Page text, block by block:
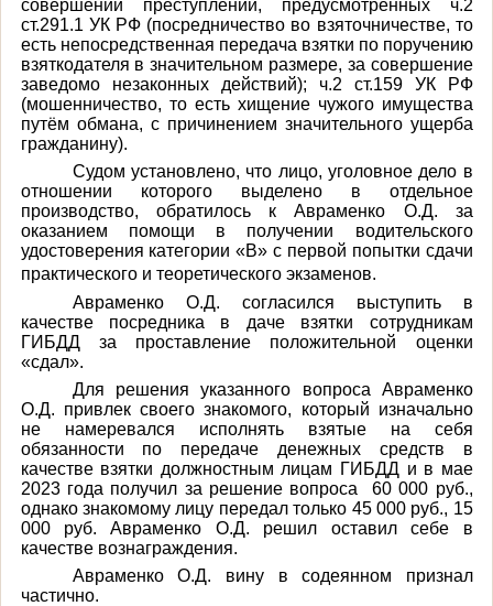
совершении преступлений, предусмотренных ч.2
ст.291.1 УК РФ (посредничество во взяточничестве, то
есть непосредственная передача взятки по поручению
взяткодателя в значительном размере, за совершение
заведомо незаконных действий); ч.2 ст.159 УК РФ
(мошенничество, то есть хищение чужого имущества
путём обмана, с причинением значительного ущерба
гражданину).
Судом установлено, что лицо, уголовное дело в
отношении которого выделено в отдельное
производство, обратилось к Авраменко О.Д. за
оказанием помощи в получении водительского
удостоверения категории «В» с первой попытки сдачи
практического и теоретического экзаменов.
Авраменко О.Д. согласился выступить в
качестве посредника в даче взятки сотрудникам
ГИБДД за проставление положительной оценки
«сдал».
Для решения указанного вопроса Авраменко
О.Д. привлек своего знакомого, который изначально
не намеревался исполнять взятые на себя
обязанности по передаче денежных средств в
качестве взятки должностным лицам ГИБДД и в мае
2023 года получил за решение вопроса
60 000 руб.,
однако знакомому лицу передал только 45 000 руб., 15
000 руб. Авраменко О.Д. решил оставил себе в
качестве вознаграждения.
Авраменко О.Д. вину в содеянном признал
частично.